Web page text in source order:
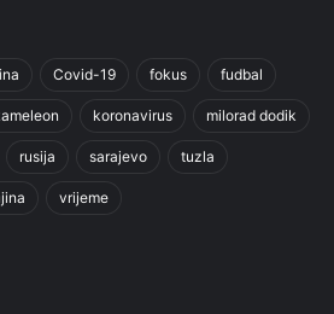
Covid-19 fokus fudbal
koronavirus milorad dodik
rusija sarajevo tuzla
vrijeme